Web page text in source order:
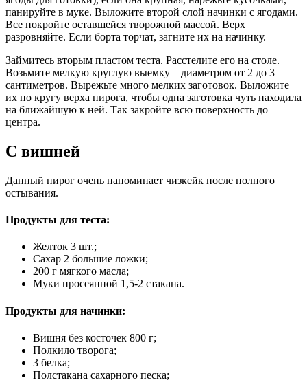
панируйте в муке. Выложите второй слой начинки с ягодами.
Все покройте оставшейся творожной массой. Верх
разровняйте. Если борта торчат, загните их на начинку.
Займитесь вторым пластом теста. Расстелите его на столе.
Возьмите мелкую круглую выемку – диаметром от 2 до 3
сантиметров. Вырежьте много мелких заготовок. Выложите
их по кругу верха пирога, чтобы одна заготовка чуть находила
на ближайшую к ней. Так закройте всю поверхность до
центра.
С вишней
Данный пирог очень напоминает чизкейк после полного
остывания.
Продукты для теста:
Желток 3 шт.;
Сахар 2 большие ложки;
200 г мягкого масла;
Муки просеянной 1,5-2 стакана.
Продукты для начинки:
Вишня без косточек 800 г;
Полкило творога;
3 белка;
Полстакана сахарного песка;